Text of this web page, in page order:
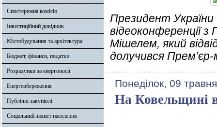
Спостережна комісія
Інвестиційний довідник
Містобудування та архітектура
Бюджет, фінанси, податки
Розрахунки за енергоносії
Енергозбереження
Публічні закупівлі
Соціальний захист населення
Президент України
відеоконференції
Мішелем, який
долучився
Понеділок, 09
На Ковельщині